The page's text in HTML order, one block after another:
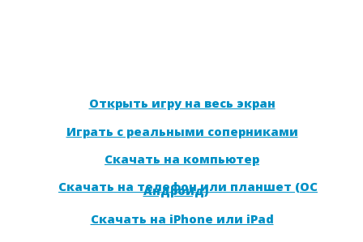
Открыть игру на весь экран
Играть с реальными соперниками
Скачать на компьютер
Скачать на телефон или планшет (ОС
Андроид)
Скачать на iPhone или iPad